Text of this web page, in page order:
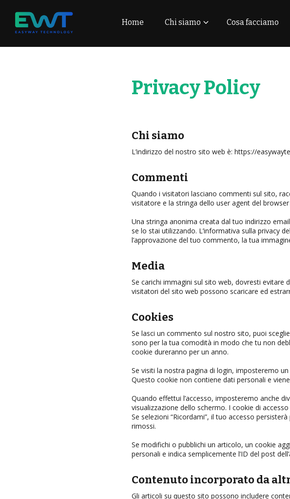
Home Chi siamo Cosa facciamo
Privacy Policy
Chi siamo
L’indirizzo del nostro sito web è: https://
Commenti
Quando i visitatori lasciano commenti sul sito,
visitatore e la stringa dello user agent del
Una stringa anonima creata dal tuo indirizzo
se lo stai utilizzando. L’informativa sulla privacy
l’approvazione del tuo commento, la tua
Media
Se carichi immagini sul sito web, dovresti evitare
visitatori del sito web possono scaricare ed
Cookies
Se lasci un commento sul nostro sito, puoi
sono per la tua comodità in modo che tu non
cookie dureranno per un anno.
Se visiti la nostra pagina di login, imposteremo
Questo cookie non contiene dati personali e
Quando effettui l’accesso, imposteremo anche
visualizzazione dello schermo. I cookie di
Se selezioni “Ricordami”, il tuo accesso
rimossi.
Se modifichi o pubblichi un articolo, un cookie
personali e indica semplicemente l’ID del post
Contenuto incorporato da
Gli articoli su questo sito possono includere